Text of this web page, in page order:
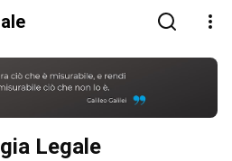
Legale